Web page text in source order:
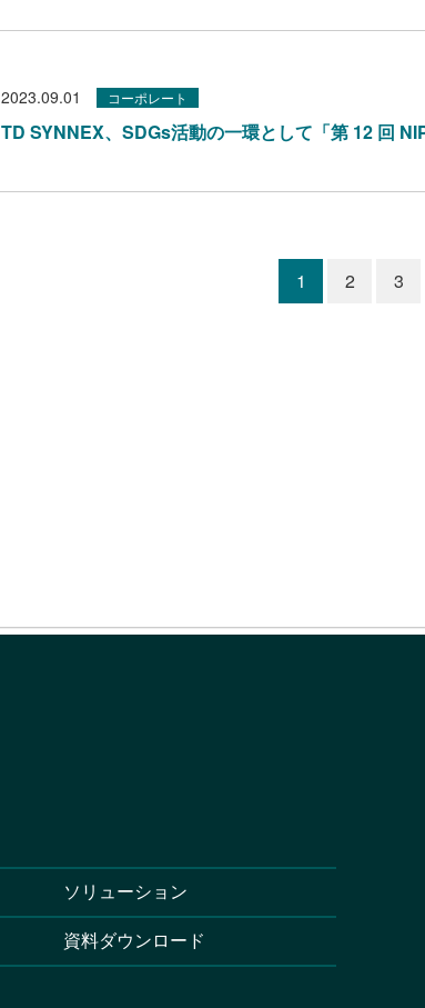
2023.09.01 コーポレート
TD SYNNEX、SDGs活動の一環として「第 12 回
1 2 3
ソリューション
資料ダウンロード